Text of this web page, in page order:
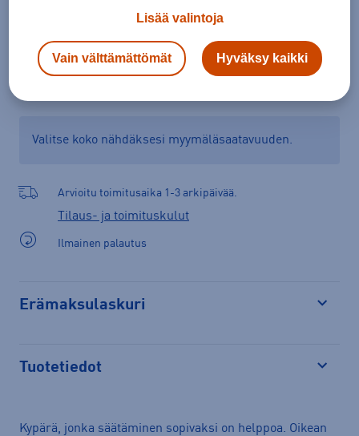
Tarkista saatavuus ja tilaa myymälästä
Valitse koko nähdäksesi myymäläsaatavuuden.
Arvioitu toimitusaika 1-3 arkipäivää.
Tilaus- ja toimituskulut
Ilmainen palautus
Erämaksulaskuri
Tuotetiedot
Kypärä, jonka säätäminen sopivaksi on helppoa. Oikean
Lisää valintoja
Vain välttämättömät Hyväksy kaikki